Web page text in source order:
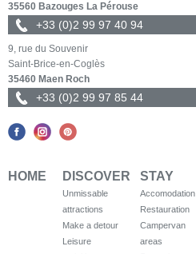
35560 Bazouges La Pérouse
+33 (0)2 99 97 40 94
9, rue du Souvenir
Saint-Brice-en-Coglès
35460 Maen Roch
+33 (0)2 99 97 85 44
HOME DISCOVER
Unmissable
attractions
Make a detour
Leisure
STAY
Accomodation
Restauration
Campervan
areas